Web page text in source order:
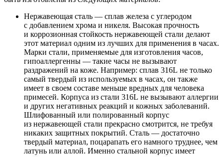
Нержавеющая сталь — сплав железа с углеродом
с добавлением хрома и никеля. Высокая прочность
и коррозионная стойкость нержавеющей стали делают
этот материал одним из лучших для применения в часах.
Марки стали, применяемые для изготовления часов,
гипоаллергенны — такие часы не вызывают
раздражений на коже. Например: сплав 316L не только
самый твердый из используемых в часах, он также
имеет в своем составе меньше вредных для человека
примесей. Корпуса из стали 316L не вызывают аллергии
и других негативных реакций и кожных заболеваний.
Шлифованный или полированный корпус
из нержавеющей стали прекрасно смотрится, не требуя
никаких защитных покрытий. Сталь — достаточно
твердый материал, поцарапать его намного труднее, чем
латунь или аллой. Именно стальной корпус имеет